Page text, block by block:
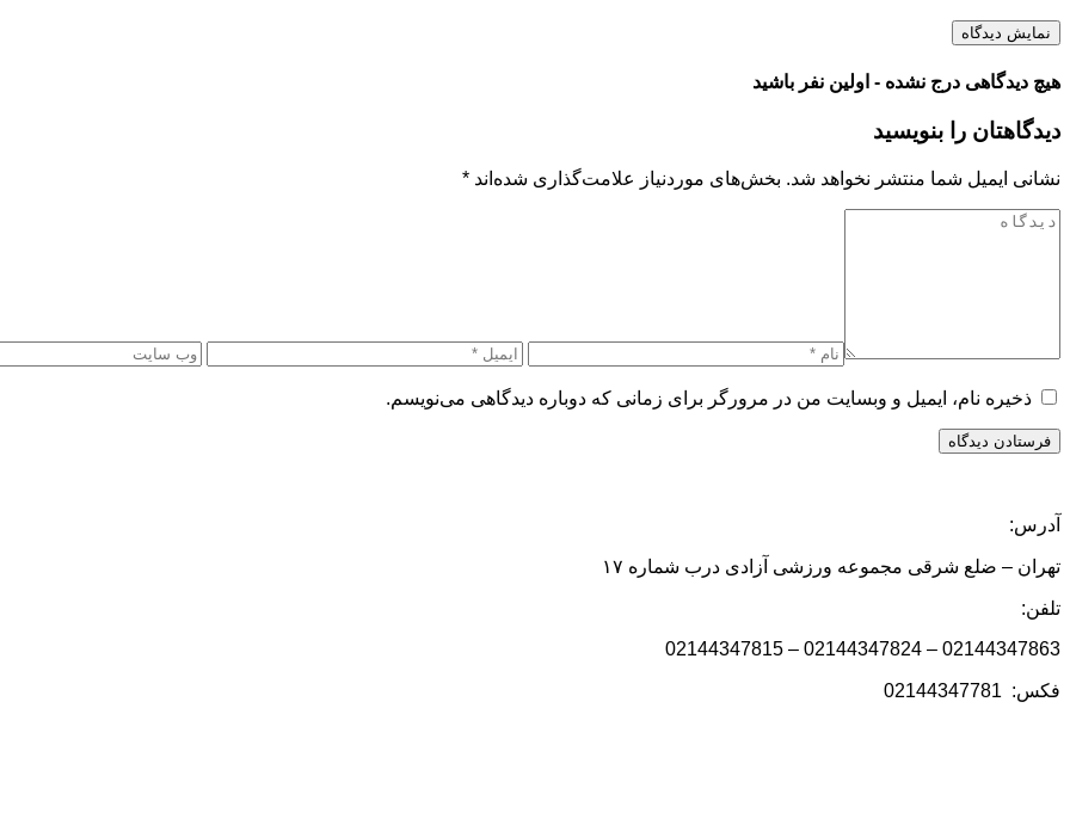
نمایش دیدگاه
هیچ دیدگاهی درج نشده - اولین نفر باشید
دیدگاهتان را بنویسید
نشانی ایمیل شما منتشر نخواهد شد. بخش‌های موردنیاز علامت‌گذاری شده‌اند *
ذخیره نام، ایمیل و وبسایت من در مرورگر برای زمانی که دوباره دیدگاهی می‌نویسم.
آدرس:
تهران – ضلع شرقی مجموعه ورزشی آزادی درب شماره ۱۷
تلفن:
02144347863 – 02144347824 – 02144347815
فکس: 02144347781